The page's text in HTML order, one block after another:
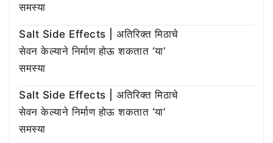
समस्या
Salt Side Effects | अतिरिक्त मिठाचे
सेवन केल्याने निर्माण होऊ शकतात ‘या’
समस्या
Salt Side Effects | अतिरिक्त मिठाचे
सेवन केल्याने निर्माण होऊ शकतात ‘या’
समस्या